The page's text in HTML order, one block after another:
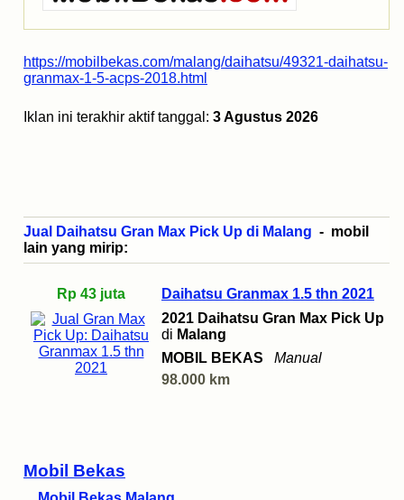
Mobil Bekas
https://mobilbekas.com/malang/daihatsu/49321-daihatsu-
granmax-1-5-acps-2018.html
Iklan ini terakhir aktif tanggal: 3 Agustus 2026
Jual Daihatsu Gran Max Pick Up di Malang - mobil
lain yang mirip:
Rp 43 juta
Daihatsu Granmax 1.5 thn 2021
2021 Daihatsu Gran Max Pick Up
di Malang
MOBIL BEKAS
Manual
98.000 km